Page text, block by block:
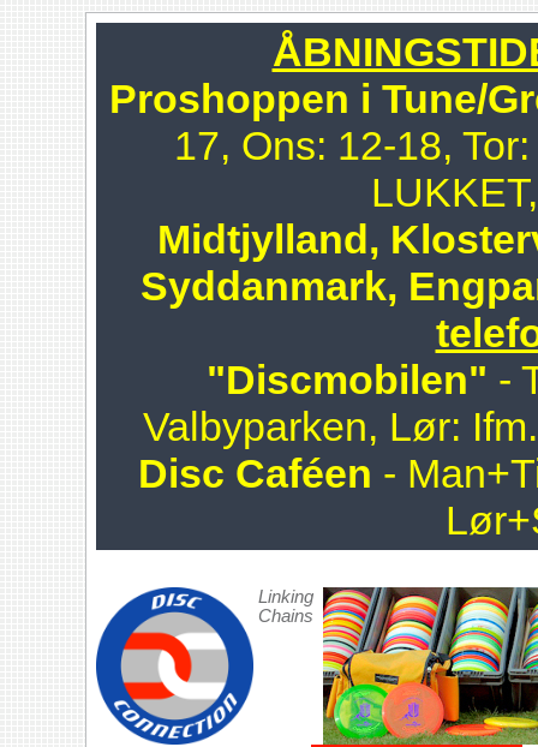
Proshoppen i Tune/
17, Ons: 12-18,
Midtjylland,
Syddanmark,
"Discmobilen" -
Valbyparken, Lør:
Disc Caféen -
Linking
Chains